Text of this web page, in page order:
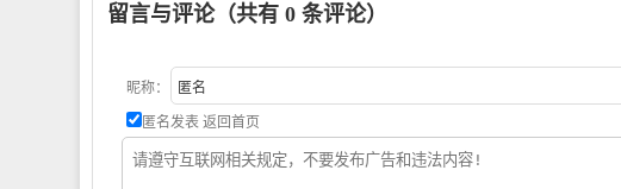
留言与评论（共有 0 条评论）
昵称：
匿名发表 返回首页